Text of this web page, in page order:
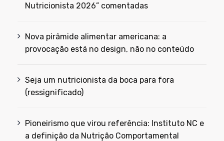
Nutricionista 2026” comentadas
Nova pirâmide alimentar americana: a
provocação está no design, não no conteúdo
Seja um nutricionista da boca para fora
(ressignificado)
Pioneirismo que virou referência: Instituto NC e
a definição da Nutrição Comportamental